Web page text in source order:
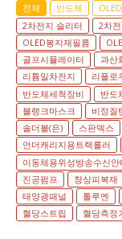
전체 반도체
2차전지 슬리터
2차
OLED봉지재필름
골프시뮬레이터
과산
리튬일차전지
리플로
반도체세척장비
반도
블랭크마스크
비정질
솔더볼(은)
스판덱스
언더캐리지용트랙롤러
이동체용위성방송수신안
진공펌프
창상피복재
태양광패널
톨루엔
혈당스트립
혈당측정